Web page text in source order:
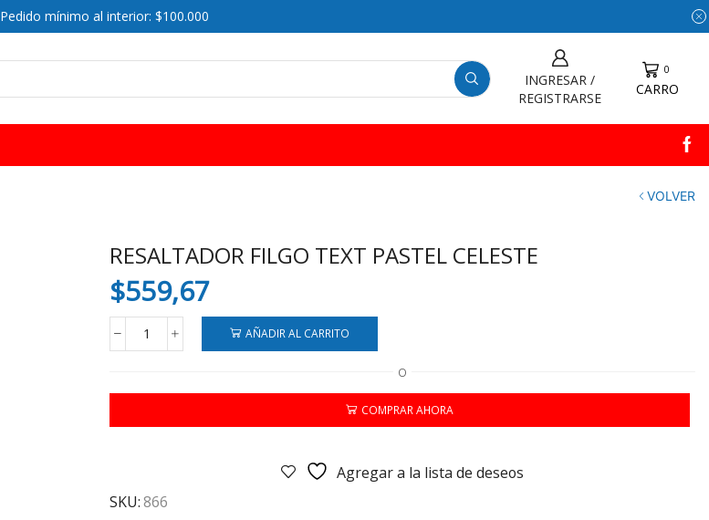
Pedido mínimo al interior: $100.000
INGRESAR /
REGISTRARSE
0
CARRO
VOLVER
RESALTADOR FILGO TEXT PASTEL CELESTE
$559,67
RESALTADOR
PASTEL
cantidad
AÑADIR AL CARRITO
O
COMPRAR AHORA
Agregar a la lista de deseos
SKU:866